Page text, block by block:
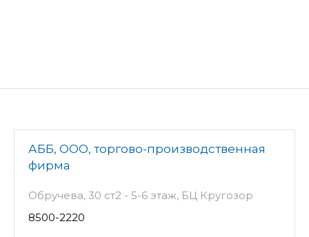
АББ, ООО, торгово-производственная
фирма
Обручева, 30 ст2 - 5-6 этаж, БЦ Кругозор
8500-2220